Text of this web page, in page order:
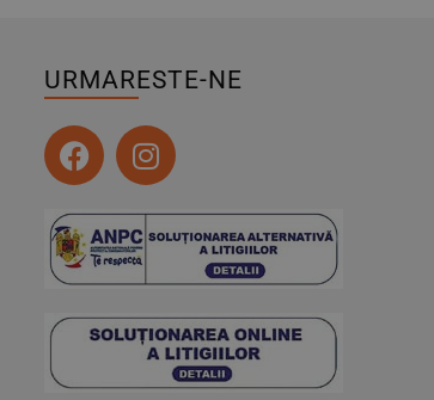
URMARESTE-NE